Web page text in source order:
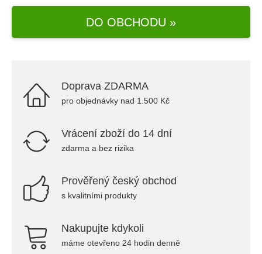
DO OBCHODU »
Doprava ZDARMA
pro objednávky nad 1.500 Kč
Vrácení zboží do 14 dní
zdarma a bez rizika
Prověřený český obchod
s kvalitními produkty
Nakupujte kdykoli
máme otevřeno 24 hodin denně